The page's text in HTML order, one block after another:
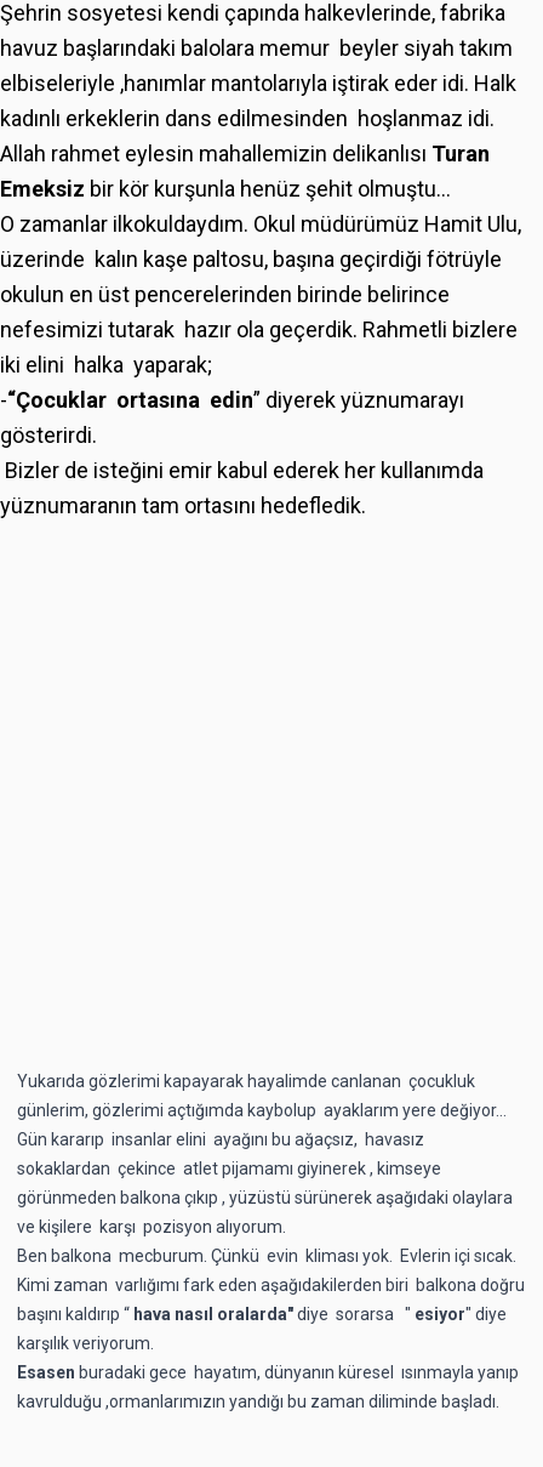
Şehrin sosyetesi kendi çapında halkevlerinde, fabrika
havuz başlarındaki balolara memur beyler siyah takım
elbiseleriyle ,hanımlar mantolarıyla iştirak eder idi. Halk
kadınlı erkeklerin dans edilmesinden hoşlanmaz idi.
Allah rahmet eylesin mahallemizin delikanlısı Turan
Emeksiz bir kör kurşunla henüz şehit olmuştu…
O zamanlar ilkokuldaydım. Okul müdürümüz Hamit Ulu,
üzerinde kalın kaşe paltosu, başına geçirdiği fötrüyle
okulun en üst pencerelerinden birinde belirince
nefesimizi tutarak hazır ola geçerdik. Rahmetli bizlere
iki elini halka yaparak;
-“Çocuklar ortasına edin” diyerek yüznumarayı
gösterirdi.
Bizler de isteğini emir kabul ederek her kullanımda
yüznumaranın tam ortasını hedefledik.
Yukarıda gözlerimi kapayarak hayalimde canlanan çocukluk
günlerim, gözlerimi açtığımda kaybolup ayaklarım yere değiyor…
Gün kararıp insanlar elini ayağını bu ağaçsız, havasız
sokaklardan çekince atlet pijamamı giyinerek , kimseye
görünmeden balkona çıkıp , yüzüstü sürünerek aşağıdaki olaylara
ve kişilere karşı pozisyon alıyorum.
Ben balkona mecburum. Çünkü evin kliması yok. Evlerin içi sıcak.
Kimi zaman varlığımı fark eden aşağıdakilerden biri balkona doğru
başını kaldırıp “ hava nasıl oralarda"diye sorarsa " esiyor" diye
karşılık veriyorum.
Esasen buradaki gece hayatım, dünyanın küresel ısınmayla yanıp
kavrulduğu ,ormanlarımızın yandığı bu zaman diliminde başladı.